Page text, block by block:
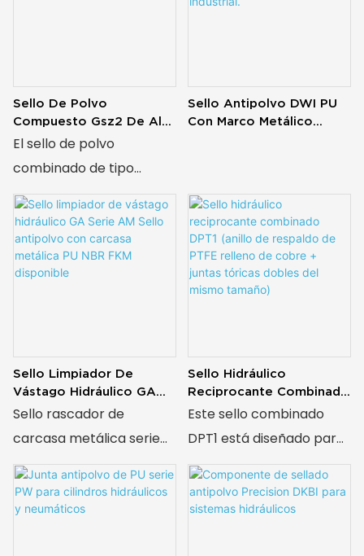
elasticidad, ideales para
movimientos alternativos
de alta frecuencia y
entornos exigentes. Se
completamente los
tamaños, materiales y
estructuras.
Sello De Polvo
Compuesto Gsz2 De Alto
Rendimiento
El sello de polvo
combinado de tipo
delgado GSZ2, que
presenta una estructura
compacta con un anillo
resistente al desgaste y
superior, un rendimiento
deslizante liso y una
amplia compatibilidad,
ideal para dispositivos
hidráulicos/neumáticos,
sistemas de servo y
equipos industriales
Sello Antipolvo DWI PU
Con Marco Metálico
Maquinaria Industrial.
Sello Limpiador De
Vástago Hidráulico GA
Serie AM Sello Antipolvo
NBR FKM Disponible
Sello rascador de
carcasa metálica serie
AM, intercambiable con
el rascador antipolvo
Parker Prädifa AM, ISO
Sello Hidráulico
Reciprocante Combinado
DPT1 (anillo De Respaldo
Cobre + Juntas Tóricas
Dobles Del Mismo
Tamaño)
Este sello combinado
DPT1 está diseñado para
aplicaciones
reciprocantes hidráulicas
industriales, con un anillo